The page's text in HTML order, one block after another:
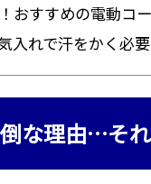
おすすめの電動コ
入れで汗をかく必
な理由…そ